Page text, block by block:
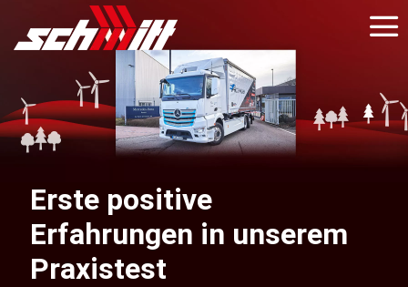
Erste positive
Erfahrungen in unserem
Praxistest